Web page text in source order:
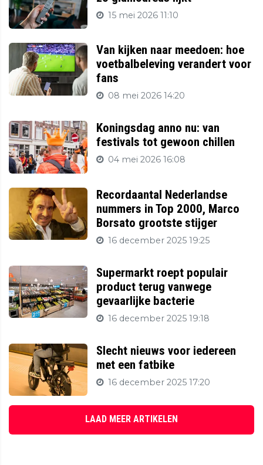
15 mei 2026 11:10
Van kijken naar meedoen: hoe
voetbalbeleving verandert voor
fans
08 mei 2026 14:20
Koningsdag anno nu: van
festivals tot gewoon chillen
04 mei 2026 16:08
Recordaantal Nederlandse
nummers in Top 2000, Marco
Borsato grootste stijger
16 december 2025 19:25
Supermarkt roept populair
product terug vanwege
gevaarlijke bacterie
16 december 2025 19:18
Slecht nieuws voor iedereen
met een fatbike
16 december 2025 17:20
LAAD MEER ARTIKELEN